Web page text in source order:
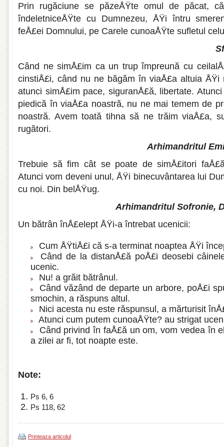
Prin rugăciune se păzeÅŸte omul de păcat,
îndeletniceÅŸte cu Dumnezeu, ÅŸi întru
feÅ£ei Domnului, pe Carele cunoaÅŸte sufletul
Când ne simÅ£im ca un trup împreună cu
cinstiÅ£i, când nu ne bă­găm în viaÅ£a altuia ÅŸi
atunci simÅ£im pace, siguranÅ£ă, libertate.
piedică în viaÅ£a noastră, nu ne mai temem de
noastră. Avem toată tihna să ne trăim viaÅ£a,
rugători.
Arhimandritul
Trebuie să fim cât se poate de simÅ£itori
Atunci vom deveni unul, ÅŸi binecuvântarea lui
cu noi. Din belÅŸug.
Arhimandritul Sofronie,
Un bătrân înÅ£elept ÅŸi-a întrebat ucenicii:
Cum ÅŸtiÅ£i că s-a terminat noaptea ÅŸi
Când de la distanÅ£ă poÅ£i deosebi
ucenic.
Nu! a grăit bătrânul.
Când văzând de departe un arbore, poÅ£i
smochin, a răspuns altul.
Nici acesta nu este răspunsul, a mărtu­risit
Atunci cum putem cunoaÅŸte? au strigat
Când privind în faÅ£ă un om, vom vedea în
a zilei ar fi, tot noapte este.
Note:
Ps 6, 6
Ps 118, 62
Printeaza articolul